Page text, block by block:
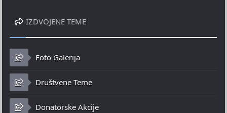
IZDVOJENE TEME
Foto Galerija
Društvene Teme
Donatorske Akcije